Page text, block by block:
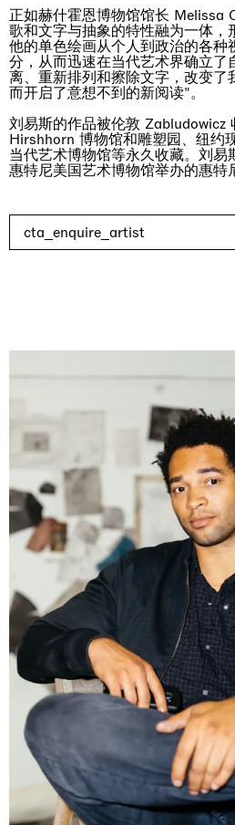
正如赫什霍恩博物馆馆长 Melissa
歌和文字与抽象的特性融为一体，
他的单色绘画从个人到政治的各种
分，从而迅速在当代艺术界确立了
离、重新排列和擦除文字，改变了
而开启了意想不到的新阅读"。
刘易斯的作品被伦敦 Zabludowicz
Hirshhorn 博物馆和雕塑园、纽约
当代艺术博物馆等永久收藏。刘
惠特尼美国艺术博物馆举办的惠特
cta_enquire_artist
One Table, Two Chairs 一桌二椅
London
03.09.2026 | 07.10.2026
Xue Ruozhe
& una certa massa alla base di
at the base of it all
Milano
10.09.2026 | 10.10.2026
Lawrence Weiner
博物馆展览